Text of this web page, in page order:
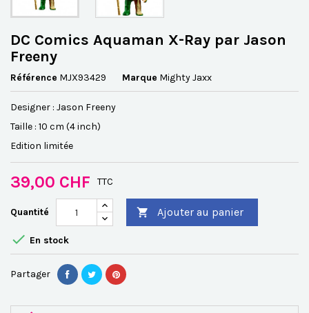
DC Comics Aquaman X-Ray par Jason
Freeny
Référence MJX93429 Marque Mighty Jaxx
Designer : Jason Freeny
Taille : 10 cm (4 inch)
Edition limitée
39,00 CHF TTC
Quantité  Ajouter au panier
 En stock
Partager